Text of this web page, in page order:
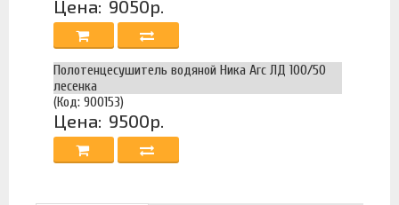
Цена: 9050р.
Полотенцесушитель водяной Ника Arc ЛД 100/50
лесенка
(Код: 900153)
Цена: 9500р.